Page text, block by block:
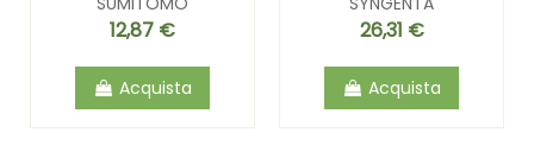
12,87 €
Acquista
26,31 €
Acquista